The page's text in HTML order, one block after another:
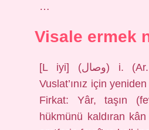
…
Visale ermek
[L iyi] (ﻭﺻﺎﻝ) i. (Ar. Viṣāl) Sevgili
Vuslat’ınız için
Firkat: Yâr, taşın
hükmünü kaldıran